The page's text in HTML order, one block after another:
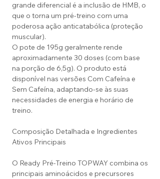
grande diferencial é a inclusão de HMB, o
que o torna um pré-treino com uma
poderosa ação anticatabólica (proteção
muscular).
O pote de 195g geralmente rende
aproximadamente 30 doses (com base
na porção de 6,5g). O produto está
disponível nas versões Com Cafeína e
Sem Cafeína, adaptando-se às suas
necessidades de energia e horário de
treino.
Composição Detalhada e Ingredientes
Ativos Principais
O Ready Pré-Treino TOPWAY combina os
principais aminoácidos e precursores